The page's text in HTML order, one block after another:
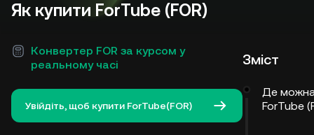
Як купити ForTube (FOR)
Конвертер FOR за курсом у
реальному часі
Увійдіть, щоб купити ForTube(FOR)
Зміст
Де
ForTube